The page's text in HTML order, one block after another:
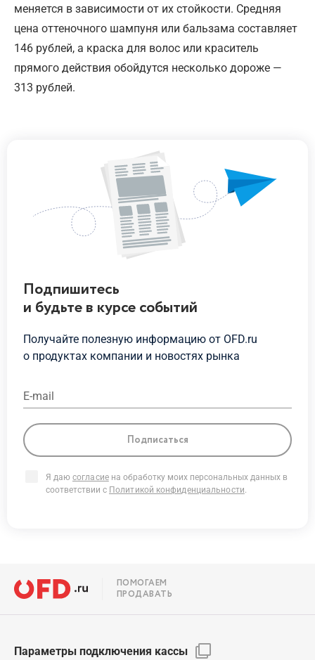
меняется в зависимости от их стойкости. Средняя
цена оттеночного шампуня или бальзама составляет
146 рублей, а краска для волос или краситель
прямого действия обойдутся несколько дороже —
313 рублей.
Подпишитесь
и будьтев курсесобытий
Получайте полезную информацию от OFD.ru
о продуктах компании и новостях рынка
E-mail
Подписаться
Я даю согласиена обработку моих персональных данных в
соответствии с Политикой конфиденциальности
ПОМОГАЕМ
ПРОДАВАТЬ
Параметры подключения кассы